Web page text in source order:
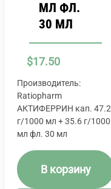
МЛ ФЛ.
30 МЛ
$17.50
Производитель:
Ratiopharm
АКТИФЕРРИН кап. 47.2
г/1000 мл + 35.6 г/1000
мл фл. 30 мл
В корзину